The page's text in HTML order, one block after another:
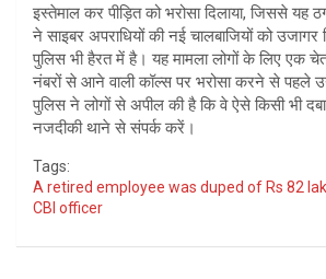
इस्तेमाल कर पीड़ित को भरोसा दिलाया, जिससे यह
ने साइबर अपराधियों की नई चालबाजियों को
पुलिस भी हैरत में है। यह मामला लोगों के लिए एक
नंबरों से आने वाली कॉल्स पर भरोसा करने से पहले
पुलिस ने लोगों से अपील की है कि वे ऐसे किसी भी
नजदीकी थाने से संपर्क करें।
Tags:
A retired employee was duped of Rs 82
CBI officer